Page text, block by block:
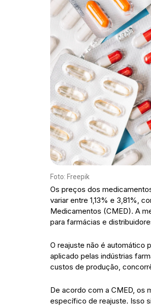
Foto: Freepik
Os preços dos
variar entre 1,13% e 3,81%,
Medicamentos (CMED). A
para farmácias e
O reajuste não é automático
aplicado pelas indústrias
custos de produção,
De acordo com a CMED, os
específico de reajuste. Isso